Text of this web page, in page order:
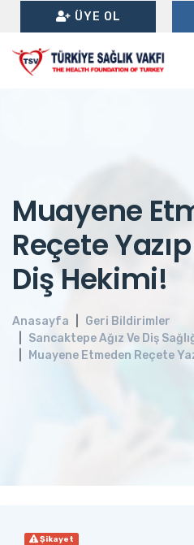
ÜYE OL
Muayene
Reçete
Diş Hekimi!
Anasayfa
Geri Bildirimler
Sancaktepe Ağız Ve Diş
Muayene Etmeden Reçete
Şikayet